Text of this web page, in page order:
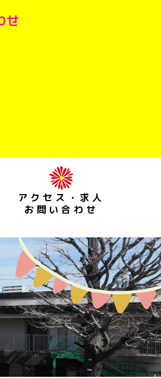
せ
園の概要
預かり保育 地域開放
アクセス・求人
お問い合わせ
お問い合わせ